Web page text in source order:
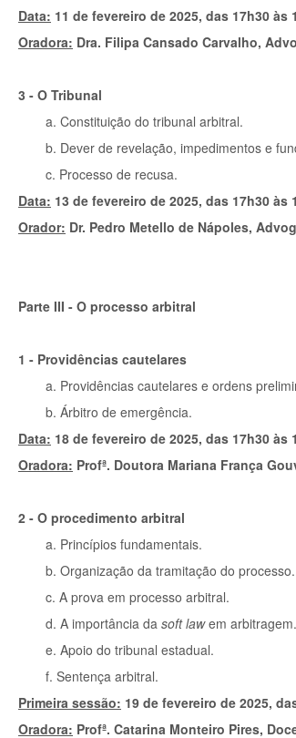
Data: 11 de fevereiro de 2025, das 17h30 às
Oradora: Dra. Filipa Cansado Carvalho,
3 - O Tribunal
a. Constituição do tribunal arbitral.
b. Dever de revelação, impedimentos e
c. Processo de recusa.
Data: 13 de fevereiro de 2025, das 17h30 às
Orador: Dr. Pedro Metello de Nápoles,
Parte III - O processo arbitral
1 - Providências cautelares
a. Providências cautelares e ordens
b. Árbitro de emergência.
Data: 18 de fevereiro de 2025, das 17h30 às
Oradora: Profª. Doutora Mariana França
2 - O procedimento arbitral
a. Princípios fundamentais.
b. Organização da tramitação do processo.
c. A prova em processo arbitral.
d. A importância da soft lawem arbitragem.
e. Apoio do tribunal estadual.
f. Sentença arbitral.
Primeira sessão: 19 de fevereiro de 2025,
Oradora: Profª. Catarina Monteiro Pires,